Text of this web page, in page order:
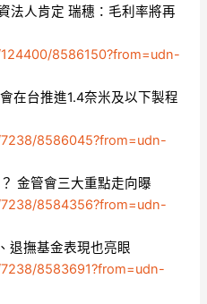
法人肯定 瑞穗：毛利率將再
8586150?from=udn-
在台推進1.4奈米及以下製程
8586045?from=udn-
金管會三大重點走向曝
8584356?from=udn-
退撫基金表現也亮眼
8583691?from=udn-